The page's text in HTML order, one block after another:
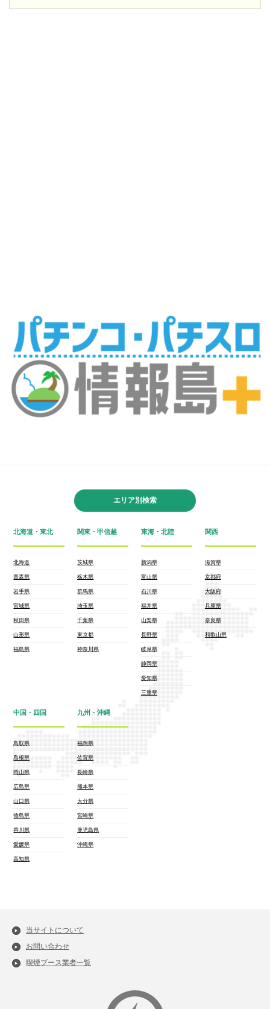
エリア別検索
北海道・東北
北海道
青森県
岩手県
宮城県
秋田県
山形県
福島県
関東・甲信越
茨城県
栃木県
群馬県
埼玉県
千葉県
東京都
神奈川県
東海・北陸
新潟県
富山県
石川県
福井県
山梨県
長野県
岐阜県
静岡県
愛知県
三重県
関西
滋賀県
京都府
大阪府
兵庫県
奈良県
和歌山県
中国・四国
鳥取県
島根県
岡山県
広島県
山口県
徳島県
香川県
愛媛県
高知県
九州・沖縄
福岡県
佐賀県
長崎県
熊本県
大分県
宮崎県
鹿児島県
沖縄県
当サイトについて
お問い合わせ
喫煙ブース業者一覧